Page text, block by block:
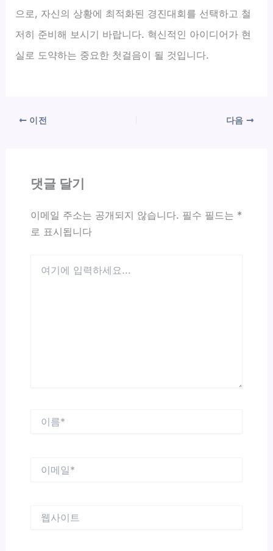
으로, 자신의 상황에 최적화된 경진대회를 선택하고 철
저히 준비해 보시기 바랍니다. 혁신적인 아이디어가 현
실로 도약하는 중요한 첫걸음이 될 것입니다.
이전 다음
댓글 달기
이메일 주소는 공개되지 않습니다. 필수 필드는 *
로 표시됩니다